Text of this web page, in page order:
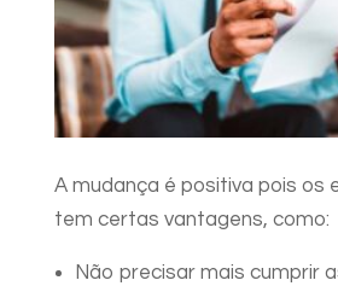
A mudança é positiva pois os
tem certas vantagens, como:
Não precisar mais cumprir